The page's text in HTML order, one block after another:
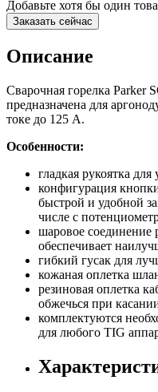
Добавьте хотя бы один
Заказать сейчас
Описание
Сварочная горелка Parker
предназначена для
токе до 125 А.
Особенности:
гладкая рукоятка для
конфигурация
быстрой и удобной
числе с
шаровое соединение
обеспечивает
гибкий гусак для
кожаная оплетка
резиновая оплетка
обжечься при
комплектуются
для любого TIG